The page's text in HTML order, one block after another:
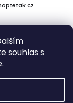
souhlas s
.
vystavit